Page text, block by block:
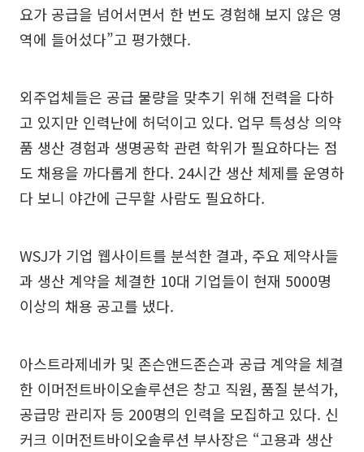
요가 공급을 넘어서면서 한 번도 경험해 보지 않은 영
역에 들어섰다”고 평가했다.
외주업체들은 공급 물량을 맞추기 위해 전력을 다하
고 있지만 인력난에 허덕이고 있다. 업무 특성상 의약
품 생산 경험과 생명공학 관련 학위가 필요하다는 점
도 채용을 까다롭게 한다. 24시간 생산 체제를 운영하
다 보니 야간에 근무할 사람도 필요하다.
WSJ가 기업 웹사이트를 분석한 결과, 주요 제약사들
과 생산 계약을 체결한 10대 기업들이 현재 5000명
이상의 채용 공고를 냈다.
아스트라제네카 및 존슨앤드존슨과 공급 계약을 체결
한 이머전트바이오솔루션은 창고 직원, 품질 분석가,
공급망 관리자 등 200명의 인력을 모집하고 있다. 신
커크 이머전트바이오솔루션 부사장은 “고용과 생산